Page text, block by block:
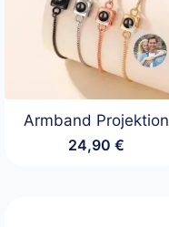
Armband Projektion
24,90€